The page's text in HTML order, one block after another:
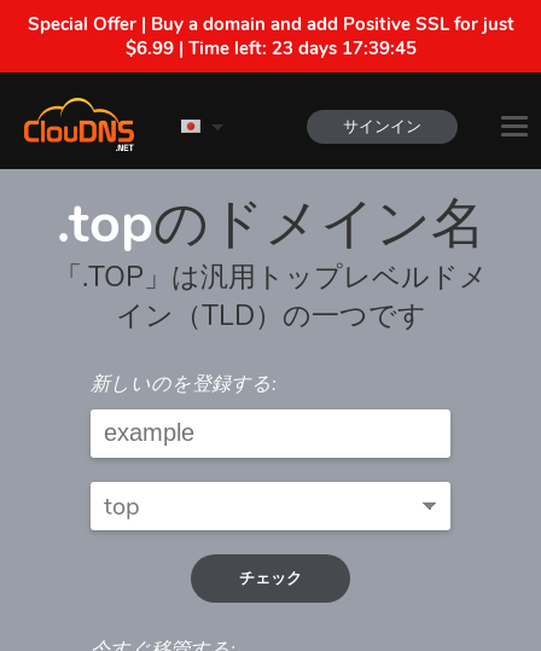
Special Offer | Buy a domain and add Positive SSL for just
$6.99 | Time left: 23 days 17:39:45
サインイン
.topのドメイン名
「.TOP」は汎用トップレベルドメ
イン（TLD）の一つです
新しいのを登録する:
チェック